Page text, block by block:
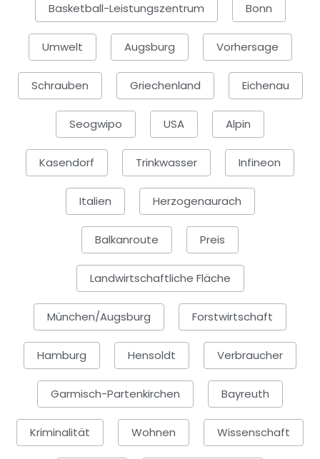
Basketball-Leistungszentrum Bonn
Umwelt Augsburg Vorhersage
Schrauben Griechenland Eichenau
Seogwipo USA Alpin
Kasendorf Trinkwasser Infineon
Italien Herzogenaurach
Balkanroute Preis
Landwirtschaftliche Fläche
München/Augsburg Forstwirtschaft
Hamburg Hensoldt Verbraucher
Garmisch-Partenkirchen Bayreuth
Kriminalität Wohnen Wissenschaft